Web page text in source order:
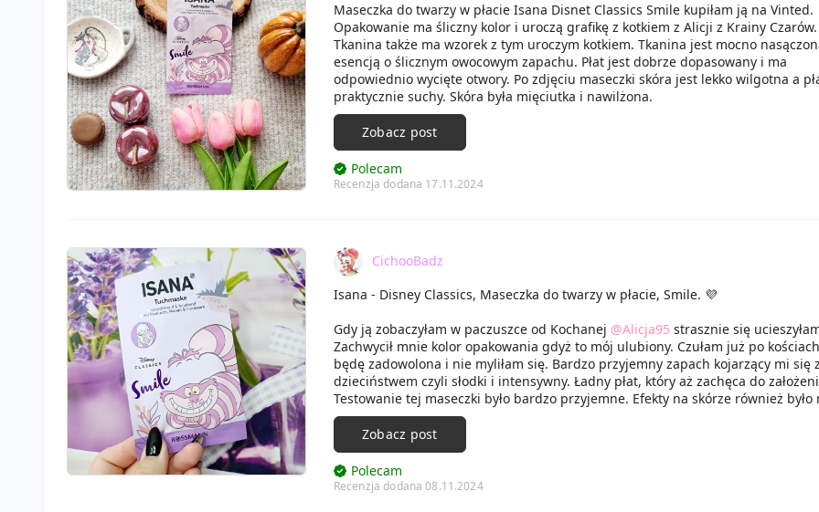
Maseczka do twarzy w płacie Isana Disnet Classics Smile kupiłam ją na Vinted.
Opakowanie ma śliczny kolor i uroczą grafikę z kotkiem z Alicji z Krainy Czarów.
Tkanina także ma wzorek z tym uroczym kotkiem. Tkanina jest mocno
esencją o ślicznym owocowym zapachu. Płat jest dobrze dopasowany i ma
odpowiednio wycięte otwory. Po zdjęciu maseczki skóra jest lekko wilgotna a
praktycznie suchy. Skóra była mięciutka i nawilżona.
Zobacz post
Polecam
Recenzja dodana 17.11.2024
CichooBadz
Isana - Disney Classics, Maseczka do twarzy w płacie, Smile. 💜
Gdy ją zobaczyłam w paczuszce od Kochanej @Alicja95 strasznie się
Zachwycił mnie kolor opakowania gdyż to mój ulubiony. Czułam już po
będę zadowolona i nie myliłam się. Bardzo przyjemny zapach kojarzący mi się z
dzieciństwem czyli słodki i intensywny. Ładny płat, który aż zachęca do
Testowanie tej maseczki było bardzo przyjemne. Efekty na skórze również było
zobaczyć. Wyglądała na nawilżona. Wszelakie strupki na mojej twarzy wyglądały
łagodnie. Żałuję, że u mnie nie ma tych maseczek bo chętnie kupiłabym sobie
Zobacz post
Polecam
Recenzja dodana 08.11.2024